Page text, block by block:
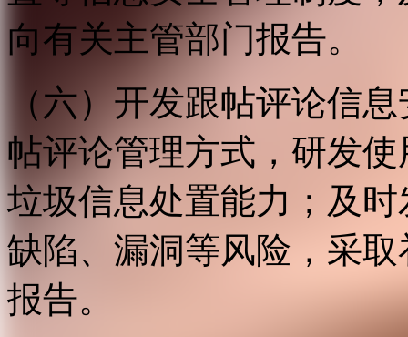
向有关主管部门报告。
（六）开发跟帖评论信
帖评论管理方式，研发
垃圾信息处置能力；及
缺陷、漏洞等风险，采
报告。